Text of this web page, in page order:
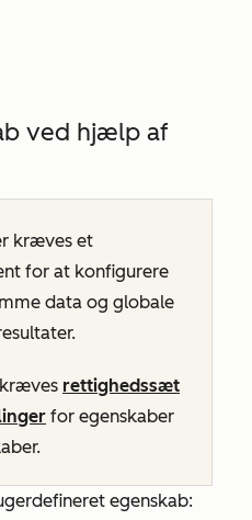
ved hjælp af
kræves et
for at konfigurere
data og globale
rettighedssæt
for egenskaber
egenskab: